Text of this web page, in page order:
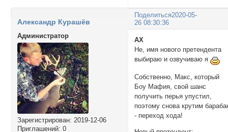
Поделиться2020-05-
26 08:30:36
Александр Курашёв
Администратор
Зарегистрирован: 2019-12-06
Приглашений: 0
AX
Не, имя нового претендента
выбираю и озвучиваю я
Собственно, Макс, который
Боу Мафия, свой шанс
получить перья упустил,
поэтому снова крутим
- переход хода!